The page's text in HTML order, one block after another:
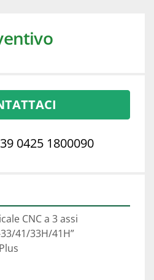
0425 1800090
CNC a 3 assi
41/33H/41H”